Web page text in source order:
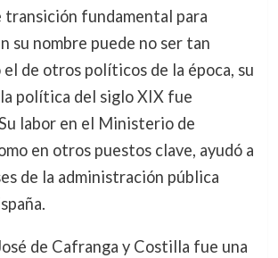
transición fundamental para
su nombre puede no ser tan
de otros políticos de la época, su
política del siglo XIX fue
labor en el Ministerio de
en otros puestos clave, ayudó a
de la administración pública
de Cafranga y Costilla fue una